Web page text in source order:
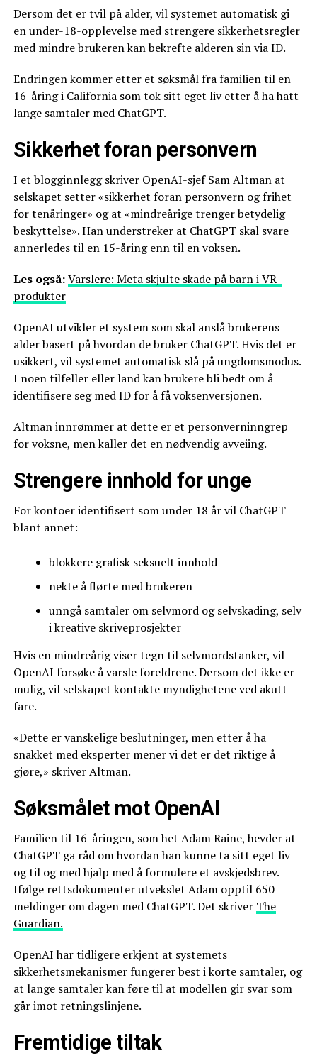
Dersom det er tvil på alder, vil systemet automatisk gi
en under-18-opplevelse med strengere sikkerhetsregler
med mindre brukeren kan bekrefte alderen sin via ID.
Endringen kommer etter et søksmål fra familien til en
16-åring i California som tok sitt eget liv etter å ha hatt
lange samtaler med ChatGPT.
Sikkerhet foran personvern
I et blogginnlegg skriver OpenAI-sjef Sam Altman at
selskapet setter «sikkerhet foran personvern og frihet
for tenåringer» og at «mindreårige trenger betydelig
beskyttelse». Han understreker at ChatGPT skal svare
annerledes til en 15-åring enn til en voksen.
Les også:Varslere: Meta skjulte skade på barn i VR-
produkter
OpenAI utvikler et system som skal anslå brukerens
alder basert på hvordan de bruker ChatGPT. Hvis det er
usikkert, vil systemet automatisk slå på ungdomsmodus.
I noen tilfeller eller land kan brukere bli bedt om å
identifisere seg med ID for å få voksenversjonen.
Altman innrømmer at dette er et personverninngrep
for voksne, men kaller det en nødvendig avveiing.
Strengere innhold for unge
For kontoer identifisert som under 18 år vil ChatGPT
blant annet:
blokkere grafisk seksuelt innhold
nekte å flørte med brukeren
unngå samtaler om selvmord og selvskading, selv
i kreative skriveprosjekter
Hvis en mindreårig viser tegn til selvmordstanker, vil
OpenAI forsøke å varsle foreldrene. Dersom det ikke er
mulig, vil selskapet kontakte myndighetene ved akutt
fare.
«Dette er vanskelige beslutninger, men etter å ha
snakket med eksperter mener vi det er det riktige å
gjøre,» skriver Altman.
Søksmålet mot OpenAI
Familien til 16-åringen, som het Adam Raine, hevder at
ChatGPT ga råd om hvordan han kunne ta sitt eget liv
og til og med hjalp med å formulere et avskjedsbrev.
Ifølge rettsdokumenter utvekslet Adam opptil 650
meldinger om dagen med ChatGPT. Det skriver The
Guardian.
OpenAI har tidligere erkjent at systemets
sikkerhetsmekanismer fungerer best i korte samtaler, og
at lange samtaler kan føre til at modellen gir svar som
går imot retningslinjene.
Fremtidige tiltak